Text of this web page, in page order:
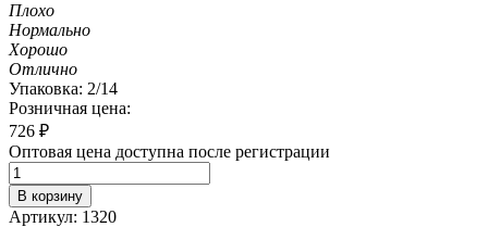
Плохо
Нормально
Хорошо
Отлично
Упаковка: 2/14
Розничная цена:
726 ₽
Оптовая цена доступна после регистрации
В корзину
Артикул: 1320